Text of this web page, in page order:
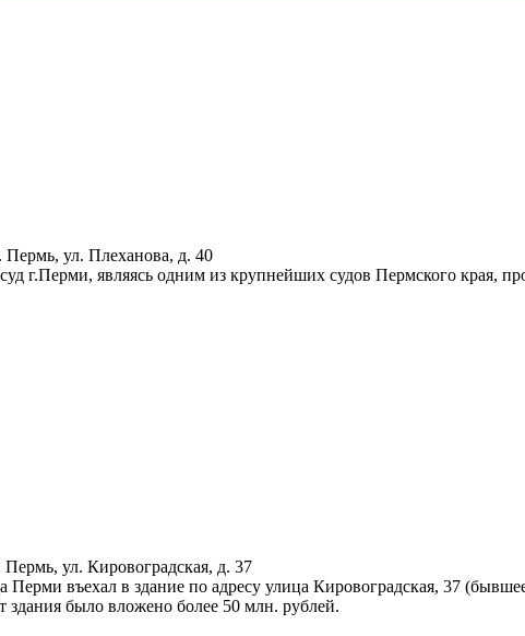
Пермь, ул. Плеханова, д. 40
г.Перми, являясь одним из крупнейших судов Пермского края,
Пермь, ул. Кировоградская, д. 37
въехал в здание по адресу улица Кировоградская, 37
здания было вложено более 50 млн. рублей.